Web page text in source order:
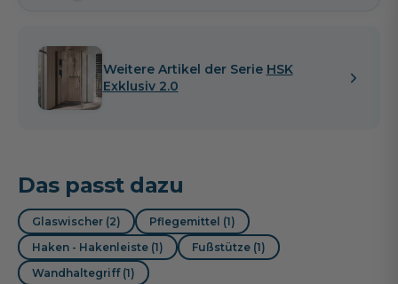
Weitere Artikel der Serie HSK
Exklusiv 2.0
Das passt dazu
Glaswischer (2)
Pflegemittel (1)
Haken - Hakenleiste (1)
Fußstütze (1)
Wandhaltegriff (1)